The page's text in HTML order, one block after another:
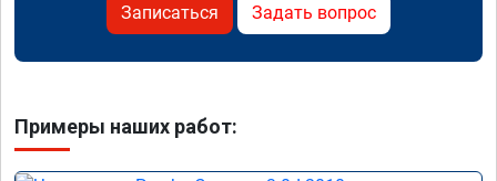
Записаться Задать вопрос
Примеры наших работ: